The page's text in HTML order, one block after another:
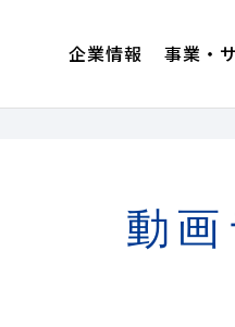
企業情報 事業・
動